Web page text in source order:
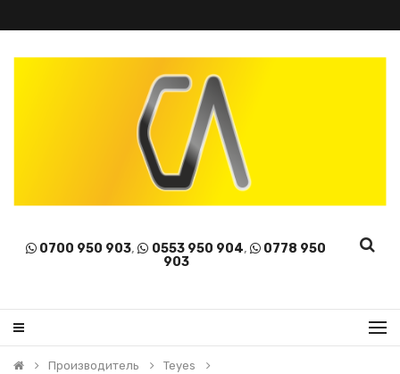
0700 950 903, 0553 950 904,
0778 950
903
Производитель
Teyes